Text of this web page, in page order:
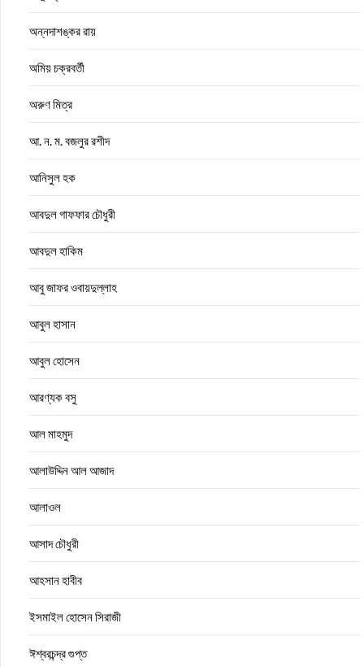
অন্নদাশঙ্কর রায়
অমিয় চক্রবর্তী
অরুণ মিত্র
আ. ন. ম. বজলুর রশীদ
আনিসুল হক
আবদুল গাফফার চৌধুরী
আবদুল হাকিম
আবু জাফর ওবায়দুল্লাহ
আবুল হাসান
আবুল হোসেন
আরণ্যক বসু
আল মাহমুদ
আলাউদ্দিন আল আজাদ
আলাওল
আসাদ চৌধুরী
আহসান হাবীব
ইসমাইল হোসেন সিরাজী
ঈশ্বরচন্দ্র গুপ্ত